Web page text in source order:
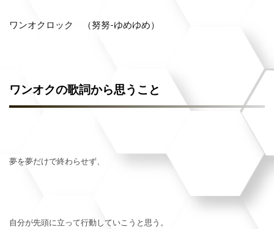
ワンオクロック （努努-ゆめゆめ）
ワンオクの歌詞から思うこと
夢を夢だけで終わらせず、
自分が先頭に立って行動していこうと思う。